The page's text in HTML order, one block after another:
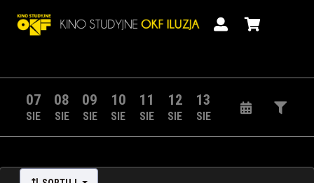
07
SIE
08
SIE
09
SIE
10
SIE
11
SIE
12
SIE
13
SIE